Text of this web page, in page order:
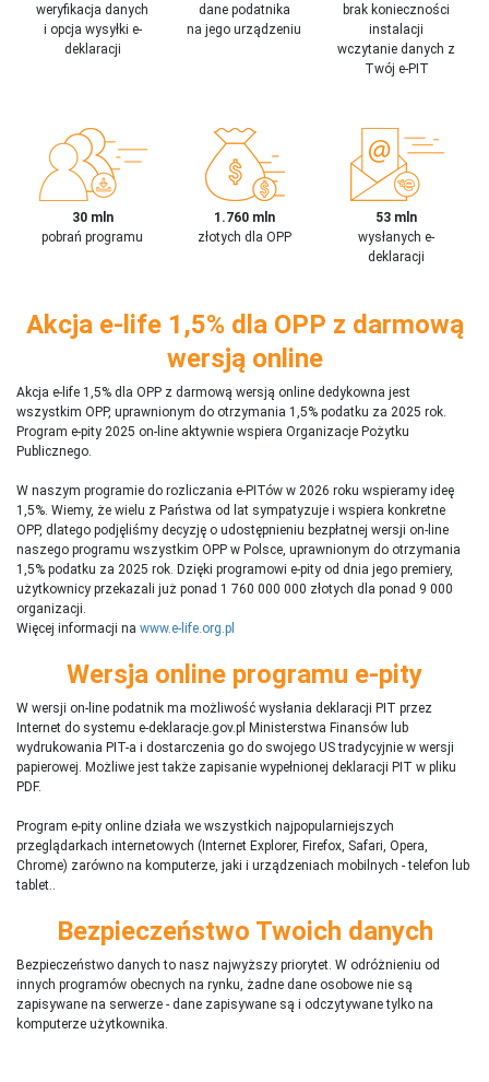
weryfikacja danych
i opcja wysyłki e-
deklaracji
dane podatnika
na jego urządzeniu
brak konieczności
instalacji
wczytanie danych z
Twój e-PIT
30 mln
pobrań programu
1.760 mln
złotych dla OPP
53 mln
wysłanych e-
deklaracji
Akcja e-life 1,5% dla OPP z darmową
wersją online
Akcja e-life 1,5% dla OPP z darmową wersją online dedykowna jest
wszystkim OPP, uprawnionym do otrzymania 1,5% podatku za 2025 rok.
Program e-pity 2025 on-line aktywnie wspiera Organizacje Pożytku
Publicznego.
W naszym programie do rozliczania e-PITów w 2026 roku wspieramy ideę
1,5%. Wiemy, że wielu z Państwa od lat sympatyzuje i wspiera konkretne
OPP, dlatego podjęliśmy decyzję o udostępnieniu bezpłatnej wersji on-line
naszego programu wszystkim OPP w Polsce, uprawnionym do otrzymania
1,5% podatku za 2025 rok. Dzięki programowi e-pity od dnia jego premiery,
użytkownicy przekazali już ponad 1 760 000 000 złotych dla ponad 9 000
organizacji.
Więcej informacji na www.e-life.org.pl
Wersja online programu e-pity
W wersji on-line podatnik ma możliwość wysłania deklaracji PIT przez
Internet do systemu e-deklaracje.gov.pl Ministerstwa Finansów lub
wydrukowania PIT-a i dostarczenia go do swojego US tradycyjnie w wersji
papierowej. Możliwe jest także zapisanie wypełnionej deklaracji PIT w pliku
PDF.
Program e-pity online działa we wszystkich najpopularniejszych
przeglądarkach internetowych (Internet Explorer, Firefox, Safari, Opera,
Chrome) zarówno na komputerze, jaki i urządzeniach mobilnych - telefon lub
tablet..
Bezpieczeństwo Twoich danych
Bezpieczeństwo danych to nasz najwyższy priorytet. W odróżnieniu od
innych programów obecnych na rynku, żadne dane osobowe nie są
zapisywane na serwerze - dane zapisywane są i odczytywane tylko na
komputerze użytkownika.